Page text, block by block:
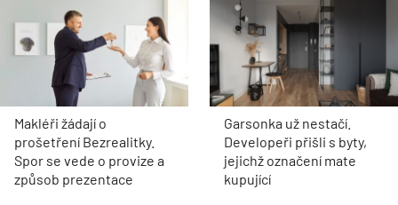
Makléři žádají o
prošetření Bezrealitky.
Spor se vede o provize a
způsob prezentace
Garsonka už nestačí.
Developeři přišli s byty,
jejichž označení mate
kupující